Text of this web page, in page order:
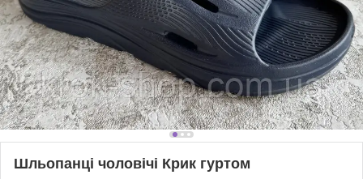
Шльопанці чоловічі Крик гуртом